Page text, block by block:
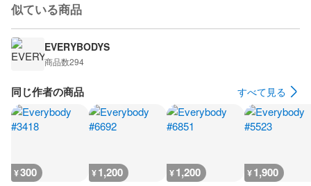
似ている商品
EVERYBODYS
商品数294
同じ作者の商品 すべて見る
¥300 ¥1,200 ¥1,200 ¥1,900